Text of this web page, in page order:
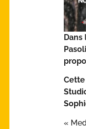
Dans
«